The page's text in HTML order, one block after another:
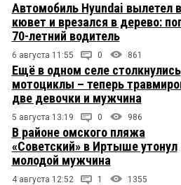
Автомобиль Hyundai вылетел в
кювет и врезался в дерево:
70-летний водитель
6 августа 11:55 0 861
Ещё в одном селе столкнулись
мотоциклы – теперь
две девочки и мужчина
5 августа 13:19 0 986
В районе омского пляжа
«Советский» в Иртыше утонул
молодой мужчина
4 августа 12:52 1 1355